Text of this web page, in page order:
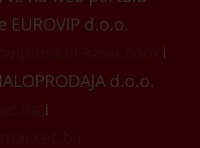
EUROVIP d.o.o.
i
d.o.o.
i